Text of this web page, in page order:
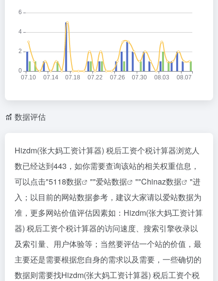
数据评估
Hizdm(张大妈工资计算器) 税后工资个税计算器浏览人
数已经达到443，如你需要查询该站的相关权重信息，
可以点击"5118数据 ""爱站数据 ""Chinaz数据
"进
入；以目前的网站数据参考，建议大家请以爱站数据为
准，更多网站价值评估因素如：Hizdm(张大妈工资计算
器) 税后工资个税计算器的访问速度、搜索引擎收录以
及索引量、用户体验等；当然要评估一个站的价值，最
主要还是需要根据您自身的需求以及需要，一些确切的
数据则需要找Hizdm(张大妈工资计算器) 税后工资个税